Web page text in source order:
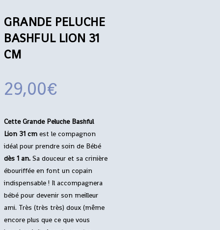
GRANDE PELUCHE
BASHFUL LION 31
CM
29,00€
Cette Grande Peluche Bashful
Lion 31 cm est le compagnon
idéal pour prendre soin de Bébé
dès 1 an. Sa douceur et sa crinière
ébouriffée en font un copain
indispensable ! Il accompagnera
bébé pour devenir son meilleur
ami. Très (très très) doux (même
encore plus que ce que vous